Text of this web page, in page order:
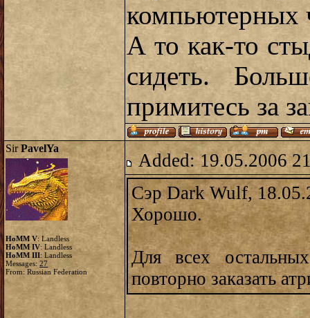
компьютерных
А то как-то
сидеть.
примитесь за
SirPavelYa
HoMM V: Landless
HoMM IV: Landless
HoMM III: Landless
Messages: 27
From: Russian Federation
Added: 19.05.2006
Сэр Dark Wulf,
Хорошо.
Для всех
повторно заказать